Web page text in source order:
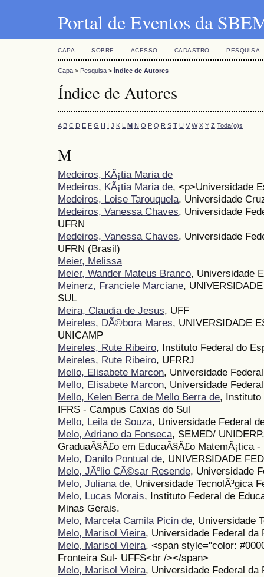
Portal de Eventos da
CAPA SOBRE ACESSO CADASTRO PESQUISA
Capa > Pesquisa > Índice de Autores
Índice de Autores
A B C D E F G H I J K L M N O P Q R S T U V W X Y Z Toda(o)s
M
Medeiros, KÃ¡tia Maria de
Medeiros, KÃ¡tia Maria de, <p>Universidade
Medeiros, Loise Tarouquela, Universidade
Medeiros, Vanessa Chaves, Universidade
UFRN
Medeiros, Vanessa Chaves, Universidade
UFRN (Brasil)
Meier, Melissa
Meier, Wander Mateus Branco, Universidade
Meinerz, Franciele Marciane,
SUL
Meira, Claudia de Jesus, UFF
Meireles, DÃ©bora Mares, UNIVERSIDADE
UNICAMP
Meireles, Rute Ribeiro, Instituto Federal do
Meireles, Rute Ribeiro, UFRRJ
Mello, Elisabete Marcon, Universidade
Mello, Elisabete Marcon, Universidade
Mello, Kelen Berra de Mello Berra de, Instituto
IFRS - Campus Caxias do Sul
Mello, Leila de Souza, Universidade Federal
Melo, Adriano da Fonseca, SEMED/
GraduaÃ§Ã£o em EducaÃ§Ã£o MatemÃ¡tica -
Melo, Danilo Pontual de, UNIVERSIDADE
Melo, JÃºlio CÃ©sar Resende, Universidade
Melo, Juliana de, Universidade TecnolÃ³gica
Melo, Lucas Morais, Instituto Federal de
Minas Gerais.
Melo, Marcela Camila Picin de, Universidade
Melo, Marisol Vieira, Universidade Federal da
Melo, Marisol Vieira, <span style="color:
Fronteira Sul- UFFS<br /></span>
Melo, Marisol Vieira, Universidade Federal da